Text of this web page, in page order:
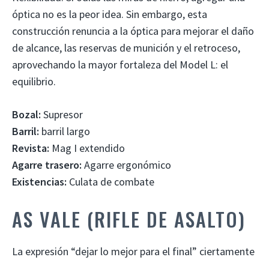
óptica no es la peor idea. Sin embargo, esta
construcción renuncia a la óptica para mejorar el daño
de alcance, las reservas de munición y el retroceso,
aprovechando la mayor fortaleza del Model L: el
equilibrio.
Bozal: Supresor
Barril: barril largo
Revista: Mag I extendido
Agarre trasero: Agarre ergonómico
Existencias: Culata de combate
AS VALE (RIFLE DE ASALTO)
La expresión “dejar lo mejor para el final” ciertamente